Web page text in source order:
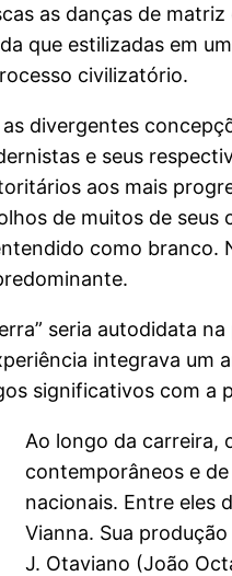
as danças de
que estilizadas em
civilizatório.
divergentes
e seus
aos mais
de muitos de seus
como branco.
seria autodidata na
integrava
significativos com
Ao longo da carreira,
contemporâneos e
nacionais. Entre eles
Vianna. Sua
J. Otaviano (João